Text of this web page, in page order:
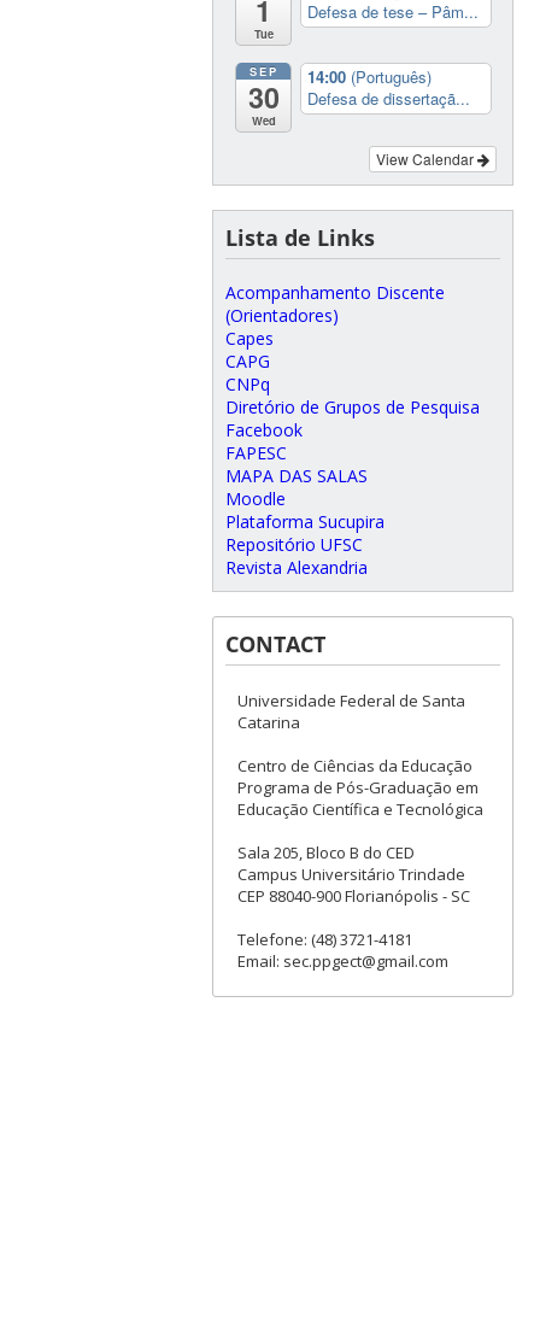
1
Tue
Defesa de tese – Pâm...
SEP
30
Wed
14:00 (Português)
Defesa de dissertaçã...
View Calendar
Lista de Links
Acompanhamento Discente
(Orientadores)
Capes
CAPG
CNPq
Diretório de Grupos de Pesquisa
Facebook
FAPESC
MAPA DAS SALAS
Moodle
Plataforma Sucupira
Repositório UFSC
Revista Alexandria
CONTACT
Universidade Federal de Santa
Catarina
Centro de Ciências da Educação
Programa de Pós-Graduação em
Educação Científica e Tecnológica
Sala 205, Bloco B do CED
Campus Universitário Trindade
CEP 88040-900 Florianópolis - SC
Telefone: (48) 3721-4181
Email: sec.ppgect@gmail.com